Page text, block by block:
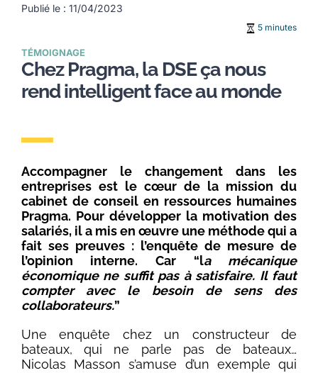
Publié le : 11/04/2023
5 minutes
TÉMOIGNAGE
Chez Pragma, la DSE ça nous
rend intelligent face au monde
Accompagner le changement dans les
entreprises est le cœur de la mission du
cabinet de conseil en ressources humaines
Pragma. Pour développer la motivation des
salariés, il a mis en œuvre une méthode qui a
fait ses preuves : l’enquête de mesure de
l’opinion interne. Car “la mécanique
économique ne suffit pas à satisfaire. Il faut
compter avec le besoin de sens des
collaborateurs.”
Une enquête chez un constructeur de
bateaux, qui ne parle pas de bateaux…
Nicolas Masson s’amuse d’un exemple qui